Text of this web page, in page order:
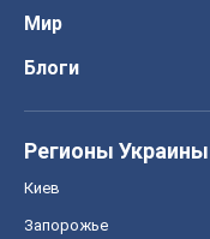
Мир
Блоги
Регионы Украины
Киев
Запорожье